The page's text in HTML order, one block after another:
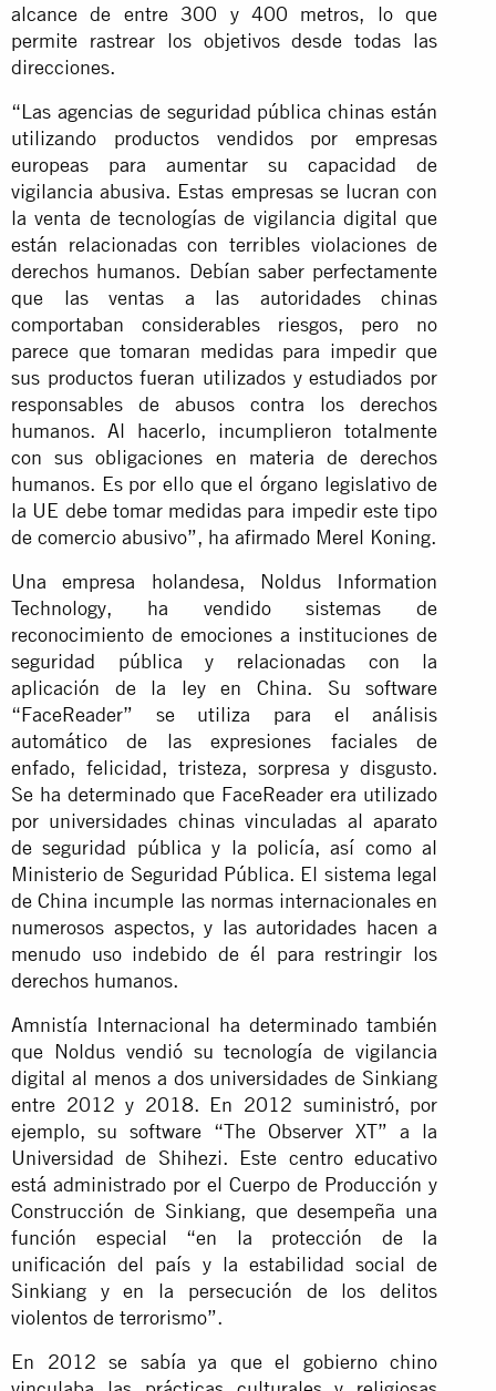
alcance de entre 300 y 400 metros, lo que
permite rastrear los objetivos desde todas las
direcciones.
“Las agencias de seguridad pública chinas están
utilizando productos vendidos por empresas
europeas para aumentar su capacidad de
vigilancia abusiva. Estas empresas se lucran con
la venta de tecnologías de vigilancia digital que
están relacionadas con terribles violaciones de
derechos humanos. Debían saber perfectamente
que las ventas a las autoridades chinas
comportaban considerables riesgos, pero no
parece que tomaran medidas para impedir que
sus productos fueran utilizados y estudiados por
responsables de abusos contra los derechos
humanos. Al hacerlo, incumplieron totalmente
con sus obligaciones en materia de derechos
humanos. Es por ello que el órgano legislativo de
la UE debe tomar medidas para impedir este tipo
de comercio abusivo”, ha afirmado Merel Koning.
Una empresa holandesa, Noldus Information
Technology, ha vendido sistemas de
reconocimiento de emociones a instituciones de
seguridad pública y relacionadas con la
aplicación de la ley en China. Su software
“FaceReader” se utiliza para el análisis
automático de las expresiones faciales de
enfado, felicidad, tristeza, sorpresa y disgusto.
Se ha determinado que FaceReader era utilizado
por universidades chinas vinculadas al aparato
de seguridad pública y la policía, así como al
Ministerio de Seguridad Pública. El sistema legal
de China incumple las normas internacionales en
numerosos aspectos, y las autoridades hacen a
menudo uso indebido de él para restringir los
derechos humanos.
Amnistía Internacional ha determinado también
que Noldus vendió su tecnología de vigilancia
digital al menos a dos universidades de Sinkiang
entre 2012 y 2018. En 2012 suministró, por
ejemplo, su software “The Observer XT” a la
Universidad de Shihezi. Este centro educativo
está administrado por el Cuerpo de Producción y
Construcción de Sinkiang, que desempeña una
función especial “en la protección de la
unificación del país y la estabilidad social de
Sinkiang y en la persecución de los delitos
violentos de terrorismo”.
En 2012 se sabía ya que el gobierno chino